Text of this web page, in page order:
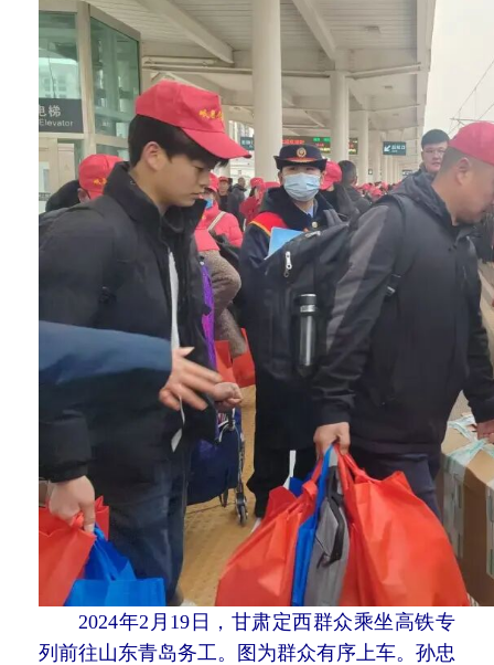
2024年2月19日，甘肃定西群众乘坐高铁专
列前往山东青岛务工。图为群众有序上车。孙忠